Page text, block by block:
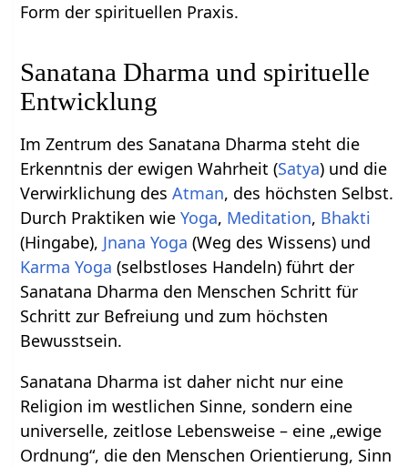
Form der spirituellen Praxis.
Sanatana Dharma und spirituelle
Entwicklung
Im Zentrum des Sanatana Dharma steht die
Erkenntnis der ewigen Wahrheit (Satya) und die
Verwirklichung desAtman, des höchsten Selbst.
Durch Praktiken wieYoga, Meditation, Bhakti
(Hingabe), Jnana Yoga (Weg des Wissens) und
Karma Yoga (selbstloses Handeln) führt der
Sanatana Dharma den Menschen Schritt für
Schritt zur Befreiung und zum höchsten
Bewusstsein.
Sanatana Dharma ist daher nicht nur eine
Religion im westlichen Sinne, sondern eine
universelle, zeitlose Lebensweise – eine „ewige
Ordnung“, die den Menschen Orientierung, Sinn